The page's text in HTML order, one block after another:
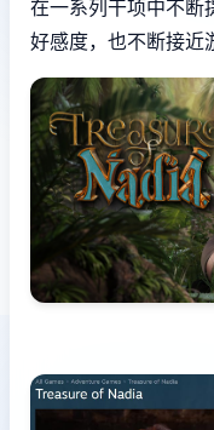
在一系列干项中不断
好感度，也不断接近